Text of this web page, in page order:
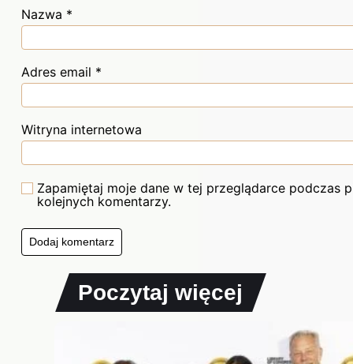
Nazwa *
Adres email *
Witryna internetowa
Zapamiętaj moje dane w tej przeglądarce podczas
kolejnych komentarzy.
Poczytaj więcej